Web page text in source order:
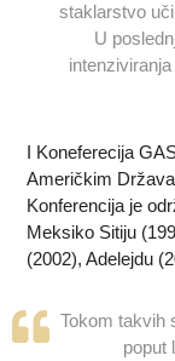
staklarstvo
U
I Koneferecija
Američkim
Konferencija je
Meksiko Sitiju
(2002), Adelejdu
Tokom takvih
poput